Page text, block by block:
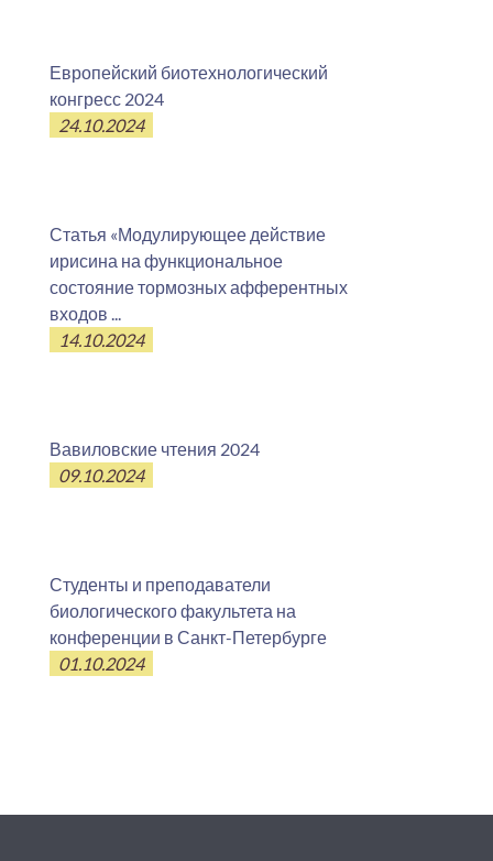
Европейский биотехнологический
конгресс 2024
24.10.2024
Статья «Модулирующее действие
ирисина на функциональное
состояние тормозных афферентных
входов ...
14.10.2024
Вавиловские чтения 2024
09.10.2024
Студенты и преподаватели
биологического факультета на
конференции в Санкт-Петербурге
01.10.2024